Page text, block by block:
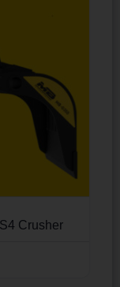
Crusher